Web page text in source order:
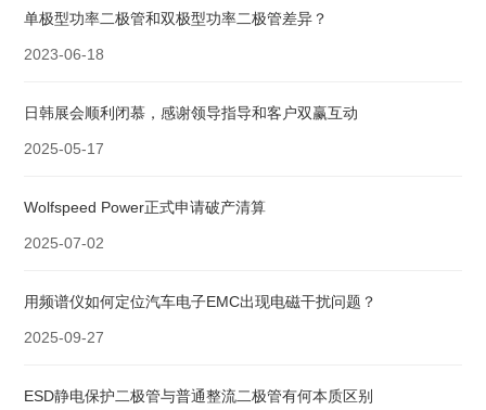
单极型功率二极管和双极型功率二极管差异？
2023-06-18
日韩展会顺利闭慕，感谢领导指导和客户双赢互动
2025-05-17
Wolfspeed Power正式申请破产清算
2025-07-02
用频谱仪如何定位汽车电子EMC出现电磁干扰问题？
2025-09-27
ESD静电保护二极管与普通整流二极管有何本质区别